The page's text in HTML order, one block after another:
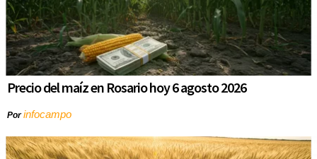
Precio del maíz en Rosario hoy 6 agosto 2026
Porinfocampo